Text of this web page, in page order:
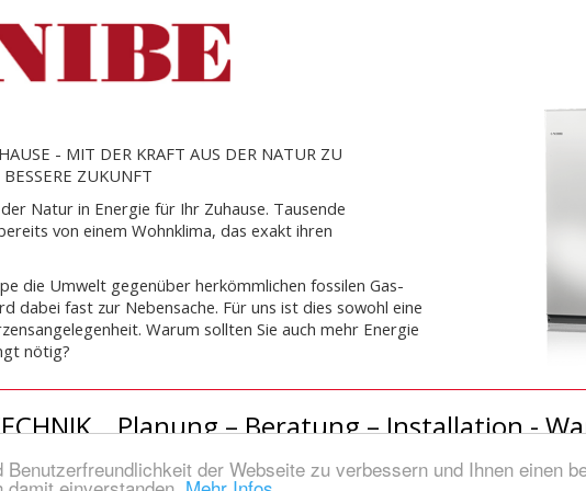
der Webseite zu verbessern und Ihnen einen
- MIT DER KRAFT AUS DER NATUR ZU
ZUKUNFT
Natur in Energie für Ihr Zuhause. Tausende
von einem Wohnklima, das exakt ihren
die Umwelt gegenüber herkömmlichen fossilen Gas-
dabei fast zur Nebensache. Für uns ist dies sowohl eine
Warum sollten Sie auch mehr Energie
nötig?
Planung – Beratung – Installation -
© Lampe Elektrotechnik Voßwinkeler Straße 78 59757